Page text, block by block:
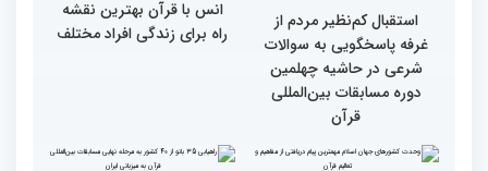
سوم اسفند، نتایج مرحله
نهایی جشنواره تلاوت‌های
تقلیدی در بخش غیر
حضوری اعلام می‌شود
محتوای قرآن با نظامات
غیبی موثر بر زندگی افراد